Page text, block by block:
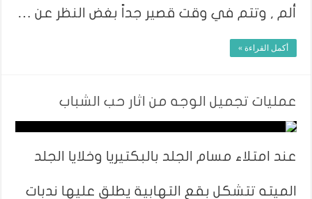
ألم , وتتم في وقت قصير جداً بغض النظر عن …
أكمل القراءة »
عمليات تجميل الوجه من اثار حب الشباب
عند امتلاء مسام الجلد بالبكتيريا وخلايا الجلد
الميته تتشكل بقع التهابية يطلق عليها ندبات